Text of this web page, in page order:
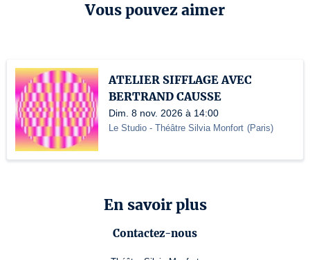
Vous pouvez aimer
ATELIER SIFFLAGE AVEC
BERTRAND CAUSSE
Dim. 8 nov. 2026 à 14:00
Le Studio - Théâtre Silvia Monfort (Paris)
En savoir plus
Contactez-nous